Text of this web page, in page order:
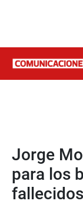
Jorge
para los